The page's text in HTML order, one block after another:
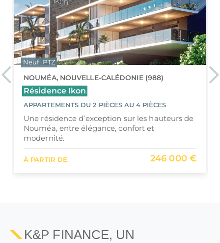
PreviousNOUMÉA, NOUVELLE-CALÉDONIE (988)
Résidence Alyssa
APPARTEMENTS DU 2 PIÈCES AU 4 PIÈCES
Une résidence intimiste et élégante à Anse
Vata, entre confort moderne et cadre
balnéaire privilégié.
À PARTIR DE 235 000 €
Neuf PTZ
K&P FINANCE, UN